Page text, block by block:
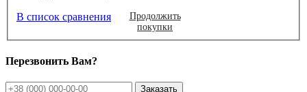
В список сравнения
Продолжить
покупки
Перезвонить Вам?